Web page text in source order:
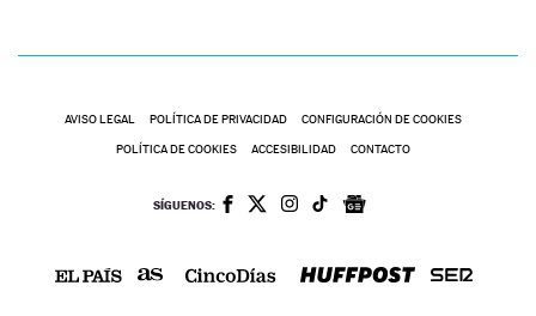
AVISO LEGAL POLÍTICA DE PRIVACIDAD CONFIGURACIÓN DE COOKIES
POLÍTICA DE COOKIES ACCESIBILIDAD CONTACTO
SÍGUENOS: